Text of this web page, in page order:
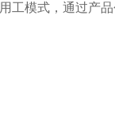
工模式，通过产